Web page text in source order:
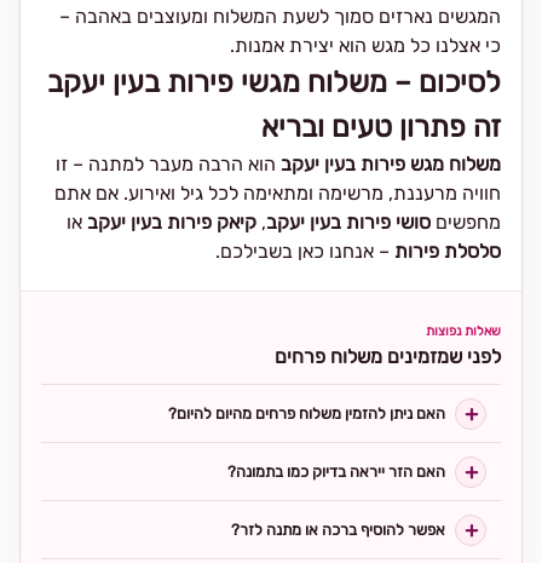
המגשים נארזים סמוך לשעת המשלוח ומעוצבים באהבה –
כי אצלנו כל מגש הוא יצירת אמנות.
לסיכום – משלוח מגשי פירות בעין יעקב
זה פתרון טעים ובריא
משלוח מגש פירות בעין יעקב הוא הרבה מעבר למתנה – זו
חוויה מרעננת, מרשימה ומתאימה לכל גיל ואירוע. אם אתם
מחפשים סושי פירות בעין יעקב, קיאק פירות בעין יעקב או
סלסלת פירות – אנחנו כאן בשבילכם.
שאלות נפוצות
לפני שמזמינים משלוח פרחים
האם ניתן להזמין משלוח פרחים מהיום להיום?
האם הזר ייראה בדיוק כמו בתמונה?
אפשר להוסיף ברכה או מתנה לזר?